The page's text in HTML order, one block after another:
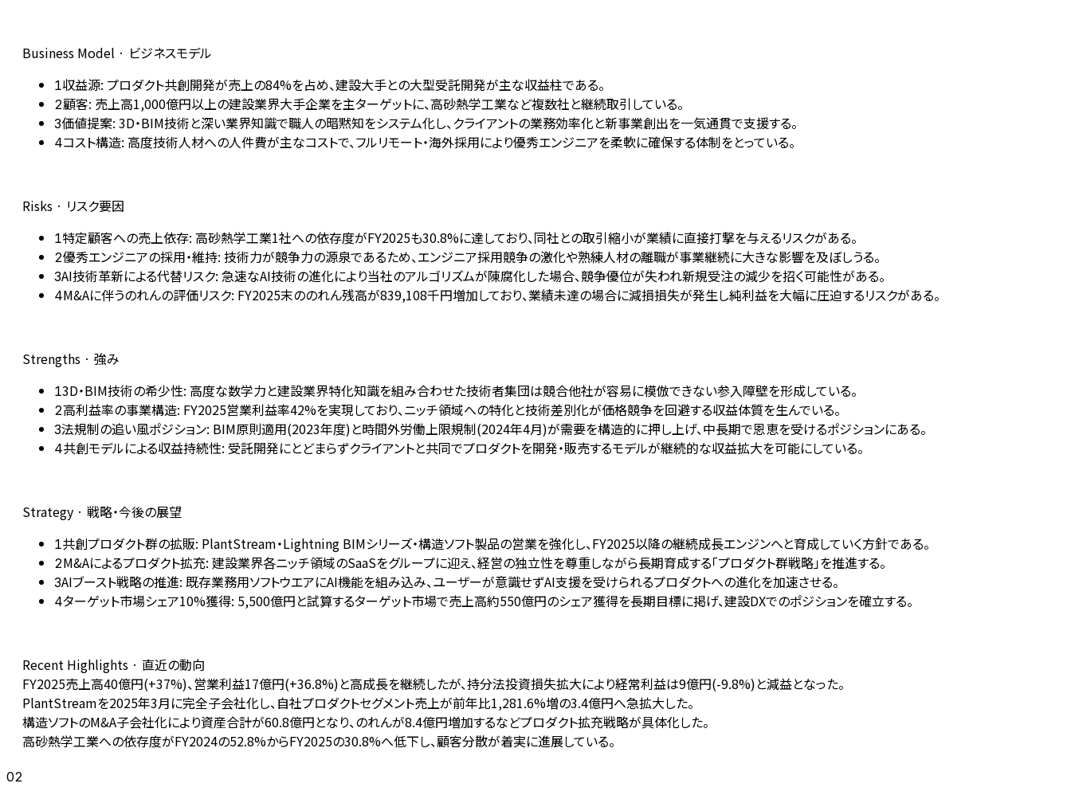
Business Model · ビジネスモデル
1収益源: プロダクト共創開発が売上の84%を占め、建設大手との大型受託開発が主な収益柱である。
2顧客: 売上高1,000億円以上の建設業界大手企業を主ターゲットに、高砂熱学工業など複数社と継続取引している。
3価値提案: 3D・BIM技術と深い業界知識で職人の暗黙知をシステム化し、クライアントの業務効率化と新事業創出を一気通貫で支援する。
4コスト構造: 高度技術人材への人件費が主なコストで、フルリモート・海外採用により優秀エンジニアを柔軟に確保する体制をとっている。
Risks · リスク要因
1特定顧客への売上依存: 高砂熱学工業1社への依存度がFY2025も30.8%に達しており、同社との取引縮小が業績に直接打撃を与えるリスクがある。
2優秀エンジニアの採用・維持: 技術力が競争力の源泉であるため、エンジニア採用競争の激化や熟練人材の離職が事業継続に大きな影響を及ぼしうる。
3AI技術革新による代替リスク: 急速なAI技術の進化により当社のアルゴリズムが陳腐化した場合、競争優位が失われ新規受注の減少を招く可能性がある。
4M&Aに伴うのれんの評価リスク: FY2025末ののれん残高が839,108千円増加しており、業績未達の場合に減損損失が発生し純利益を大幅に圧迫するリスクがある。
Strengths · 強み
13D・BIM技術の希少性: 高度な数学力と建設業界特化知識を組み合わせた技術者集団は競合他社が容易に模倣できない参入障壁を形成している。
2高利益率の事業構造: FY2025営業利益率42%を実現しており、ニッチ領域への特化と技術差別化が価格競争を回避する収益体質を生んでいる。
3法規制の追い風ポジション: BIM原則適用(2023年度)と時間外労働上限規制(2024年4月)が需要を構造的に押し上げ、中長期で恩恵を受けるポジションにある。
4共創モデルによる収益持続性: 受託開発にとどまらずクライアントと共同でプロダクトを開発・販売するモデルが継続的な収益拡大を可能にしている。
Strategy · 戦略・今後の展望
1共創プロダクト群の拡販: PlantStream・Lightning BIMシリーズ・構造ソフト製品の営業を強化し、FY2025以降の継続成長エンジンへと育成していく方針である。
2M&Aによるプロダクト拡充: 建設業界各ニッチ領域のSaaSをグループに迎え、経営の独立性を尊重しながら長期育成する「プロダクト群戦略」を推進する。
3AIブースト戦略の推進: 既存業務用ソフトウエアにAI機能を組み込み、ユーザーが意識せずAI支援を受けられるプロダクトへの進化を加速させる。
4ターゲット市場シェア10%獲得: 5,500億円と試算するターゲット市場で売上高約550億円のシェア獲得を長期目標に掲げ、建設DXでのポジションを確立する。
Recent Highlights · 直近の動向
FY2025売上高40億円(+37%)、営業利益17億円(+36.8%)と高成長を継続したが、持分法投資損失拡大により経常利益は9億円(-9.8%)と減益となった。
PlantStreamを2025年3月に完全子会社化し、自社プロダクトセグメント売上が前年比1,281.6%増の3.4億円へ急拡大した。
構造ソフトのM&A子会社化により資産合計が60.8億円となり、のれんが8.4億円増加するなどプロダクト拡充戦略が具体化した。
高砂熱学工業への依存度がFY2024の52.8%からFY2025の30.8%へ低下し、顧客分散が着実に進展している。
02